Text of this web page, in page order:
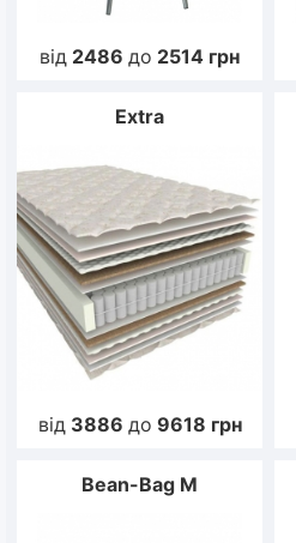
від 2486 до 2514 грн
Extra
від 3886 до 9618 грн
Bean-Bag M